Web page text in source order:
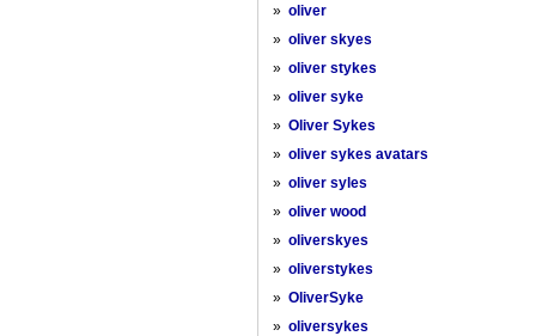
» oliver
» oliver skyes
» oliver stykes
» oliver syke
» Oliver Sykes
» oliver sykes avatars
» oliver syles
» oliver wood
» oliverskyes
» oliverstykes
» OliverSyke
» oliversykes